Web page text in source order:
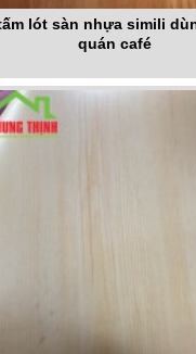
lót sàn nhựa simili
quán café